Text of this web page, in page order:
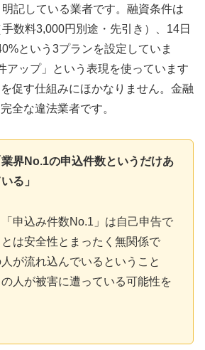
明記している業者です。融資条件は
数料3,000円別途・先引き）、14日
という3プランを設定していま
アップ」という表現を使っています
促す仕組みにほかなりません。金融
全な違法業者です。
業界No.1の申込件数というだけあ
る」
「申込み件数No.1」は自己申告で
は安全性とまったく無関係で
が流れ込んでいるということ
人が被害に遭っている可能性を